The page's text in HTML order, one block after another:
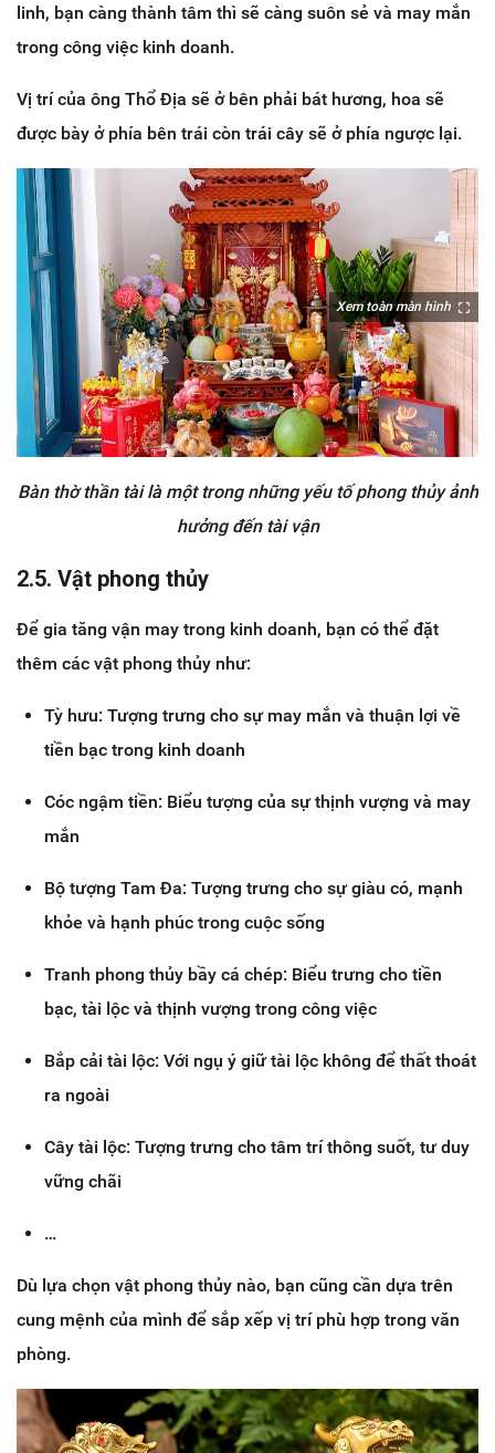
linh, bạn càng thành tâm thì sẽ càng suôn sẻ và may mắn
trong công việc kinh doanh.
Vị trí của ông Thổ Địa sẽ ở bên phải bát hương, hoa sẽ
được bày ở phía bên trái còn trái cây sẽ ở phía ngược lại.
Xem toàn màn hình
Bàn thờ thần tài là một trong những yếu tố phong thủy ảnh
hưởng đến tài vận
2.5. Vật phong thủy
Để gia tăng vận may trong kinh doanh, bạn có thể đặt
thêm các vật phong thủy như:
Tỳ hưu: Tượng trưng cho sự may mắn và thuận lợi về
tiền bạc trong kinh doanh
Cóc ngậm tiền: Biểu tượng của sự thịnh vượng và may
mắn
Bộ tượng Tam Đa: Tượng trưng cho sự giàu có, mạnh
khỏe và hạnh phúc trong cuộc sống
Tranh phong thủy bầy cá chép: Biểu trưng cho tiền
bạc, tài lộc và thịnh vượng trong công việc
Bắp cải tài lộc: Với ngụ ý giữ tài lộc không để thất thoát
ra ngoài
Cây tài lộc: Tượng trưng cho tâm trí thông suốt, tư duy
vững chãi
…
Dù lựa chọn vật phong thủy nào, bạn cũng cần dựa trên
cung mệnh của mình để sắp xếp vị trí phù hợp trong văn
phòng.